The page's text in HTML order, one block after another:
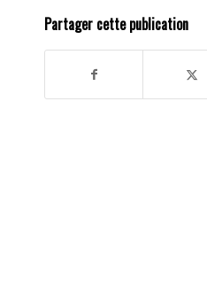
Partager cette publication